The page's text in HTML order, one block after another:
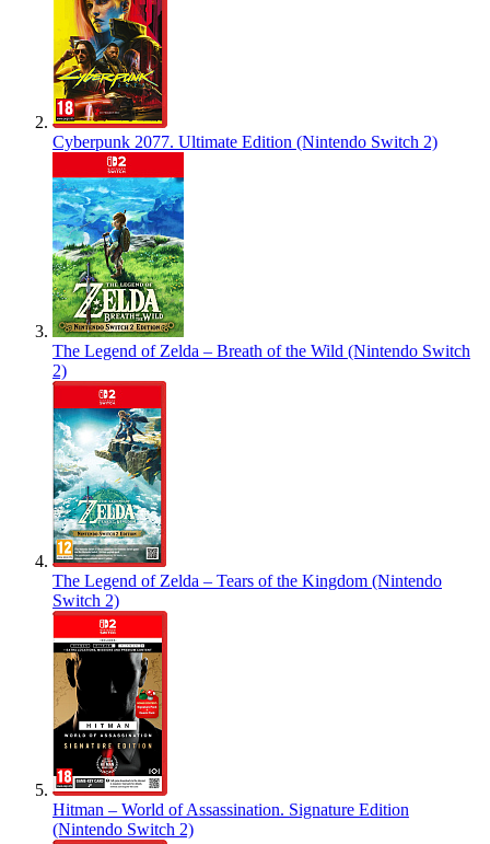
Cyberpunk 2077. Ultimate Edition (Nintendo Switch 2)
The Legend of Zelda – Breath of the Wild (Nintendo Switch
2)
The Legend of Zelda – Tears of the Kingdom (Nintendo
Switch 2)
Hitman – World of Assassination. Signature Edition
(Nintendo Switch 2)